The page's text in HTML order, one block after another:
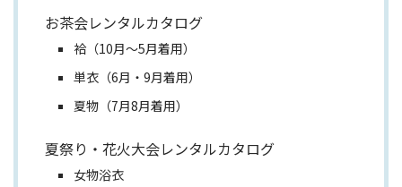
お茶会レンタルカタログ
袷（10月～5月着用）
単衣（6月・9月着用）
夏物（7月8月着用）
夏祭り・花火大会レンタルカタログ
女物浴衣